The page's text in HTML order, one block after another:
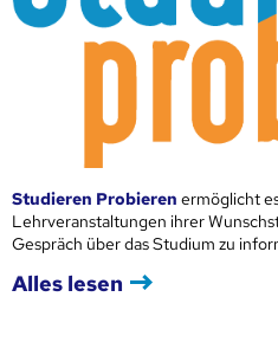
Studieren Probieren ermöglicht
Lehrveranstaltungen ihrer
Gespräch über das Studium zu
Alles lesen